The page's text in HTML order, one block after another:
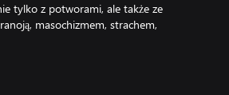
tylko z potworami, ale także ze
masochizmem, strachem,